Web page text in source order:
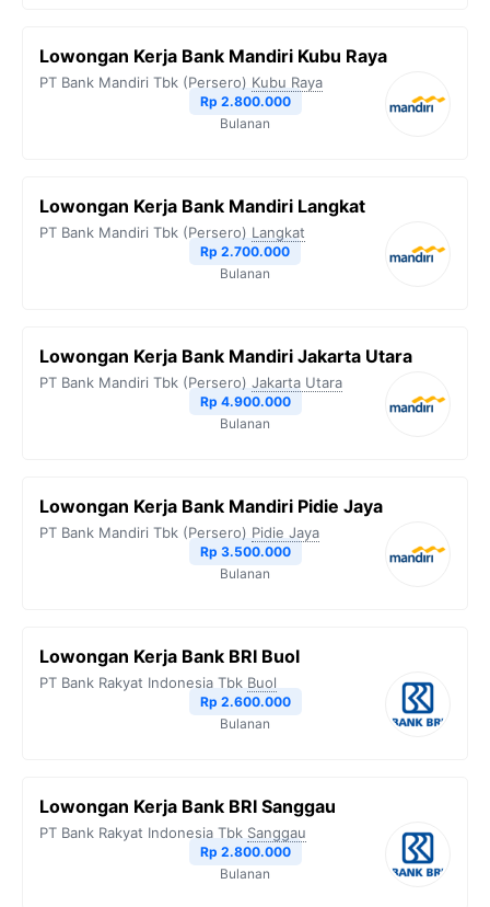
Lowongan Kerja Bank Mandiri Kubu Raya
PT Bank Mandiri Tbk (Persero) Kubu Raya
Rp 2.800.000
Bulanan
Lowongan Kerja Bank Mandiri Langkat
PT Bank Mandiri Tbk (Persero) Langkat
Rp 2.700.000
Bulanan
Lowongan Kerja Bank Mandiri Jakarta Utara
PT Bank Mandiri Tbk (Persero) Jakarta Utara
Rp 4.900.000
Bulanan
Lowongan Kerja Bank Mandiri Pidie Jaya
PT Bank Mandiri Tbk (Persero) Pidie Jaya
Rp 3.500.000
Bulanan
Lowongan Kerja Bank BRI Buol
PT Bank Rakyat Indonesia Tbk Buol
Rp 2.600.000
Bulanan
Lowongan Kerja Bank BRI Sanggau
PT Bank Rakyat Indonesia Tbk Sanggau
Rp 2.800.000
Bulanan